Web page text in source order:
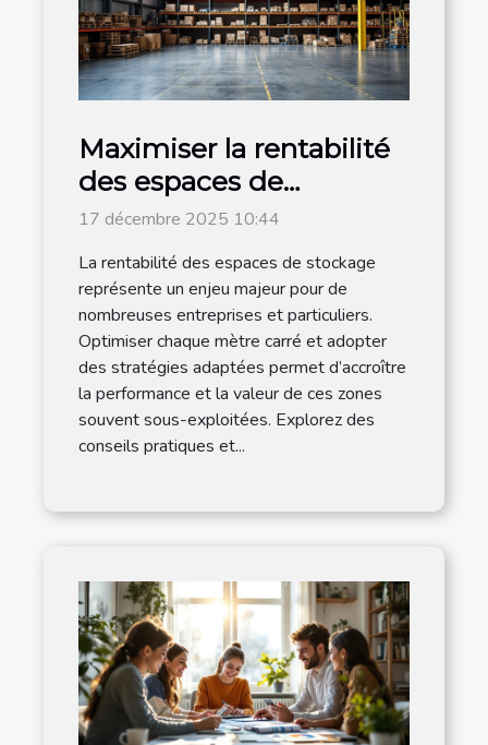
Maximiser la rentabilité
des espaces de
stockage : stratégies et
conseils
17 décembre 2025 10:44
La rentabilité des espaces de stockage
représente un enjeu majeur pour de
nombreuses entreprises et particuliers.
Optimiser chaque mètre carré et adopter
des stratégies adaptées permet d’accroître
la performance et la valeur de ces zones
souvent sous-exploitées. Explorez des
conseils pratiques et...